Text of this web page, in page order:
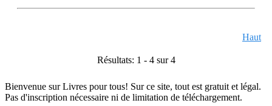
Haut
Résultats: 1 - 4 sur 4
Bienvenue sur Livres pour tous! Sur ce site, tout est gratuit et légal.
Pas d'inscription nécessaire ni de limitation de téléchargement.